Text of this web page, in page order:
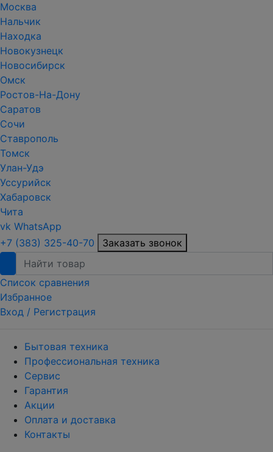
Москва
Нальчик
Находка
Новокузнецк
Новосибирск
Омск
Ростов-На-Дону
Саратов
Сочи
Ставрополь
Томск
Улан-Удэ
Уссурийск
Хабаровск
Чита
vk WhatsApp
+7 (383) 325-40-70
Заказать звонок
Список сравнения
Избранное
Вход / Регистрация
Бытовая техника
Профессиональная техника
Сервис
Гарантия
Акции
Оплата и доставка
Контакты